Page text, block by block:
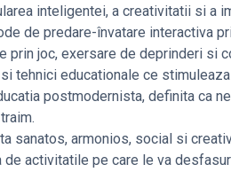
inteligentei, a creativitatii si a
de predare-învatare interactiva
joc, exersare de deprinderi si
tehnici educationale ce stimuleaza
postmodernista, definita ca
sanatos, armonios, social si creativ
activitatile pe care le va